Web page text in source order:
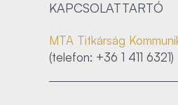
KAPCSOLATTARTÓ
MTA Titkárság
(telefon: +36 1 411 6321)